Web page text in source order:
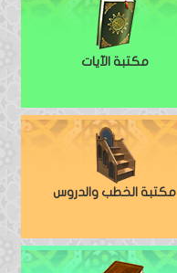
مكتبة الآيات
مكتبة الخطب والدروس